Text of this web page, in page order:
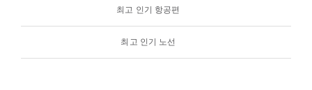
최고 인기 항공편
최고 인기 노선